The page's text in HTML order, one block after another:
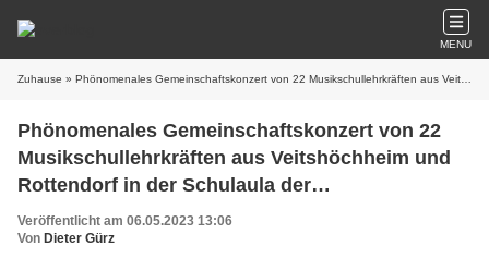
MENU
Zuhause » Phönomenales Gemeinschaftskonzert von 22 Musikschullehrkräften aus Veitshöchheim und Rottendorf in der Schulaula der Eichendorffschule
Phönomenales Gemeinschaftskonzert von 22
Musikschullehrkräften aus Veitshöchheim und
Rottendorf in der Schulaula der
Eichendorffschule
Veröffentlicht am 06.05.2023 13:06
Von Dieter Gürz